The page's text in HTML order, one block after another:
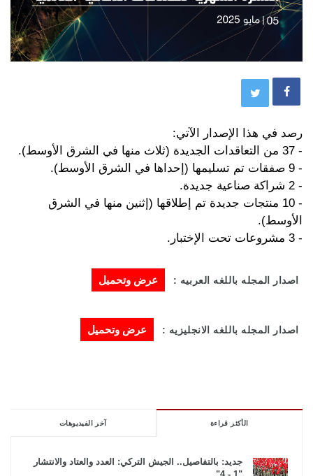
رصد في هذا الإصدار الآتي:
- 37 من التعاقدات الجديدة (ثلاث منها في الشرق الأوسط).
- 9 صفقات تم تسليمها (إحداها في الشرق الأوسط).
- 2 شراكة صناعية جديدة.
- 10 منتجات جديدة تم إطلاقها (إثنين منها في الشرق
الأوسط).
- 3 مشروعات تحت الإختبار.
اصدار المجله باللغه العربيه : عرض وتحميل
اصدار المجله باللغه الانجليزيه : عرض وتحميل
الأكثر قراءة آخر الفيديوهات
جديد: بالتفاصيل.. الجيش التركي: العدد والعتاد والانتشار